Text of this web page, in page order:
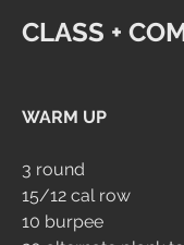
CLASS +
WARM UP
3 round
15/12 cal row
10 burpee